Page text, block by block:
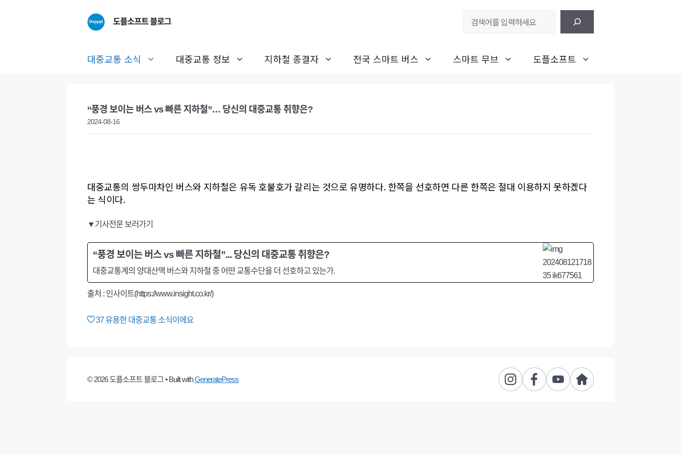
도플소프트 블로그
대중교통 소식 대중교통 정보 지하철 종결자 전국 스마트 버스 스마트 무브 도플소프트
“풍경 보이는 버스 vs 빠른 지하철”… 당신의 대중교통 취향은?
2024-08-16
대중교통의 쌍두마차인 버스와 지하철은 유독 호불호가 갈리는 것으로 유명하다. 한쪽을 선호하면 다른 한쪽은 절대 이용하지 못하겠다
는 식이다.
▼기사전문 보러가기
“풍경 보이는 버스 vs 빠른 지하철”... 당신의 대중교통 취향은?
대중교통계의 양대산맥 버스와 지하철 중 어떤 교통수단을 더 선호하고 있는가.
출처 : 인사이트(https://www.insight.co.kr/)
37유용한 대중교통 소식이에요
© 2026 도플소프트 블로그• Built withGeneratePress